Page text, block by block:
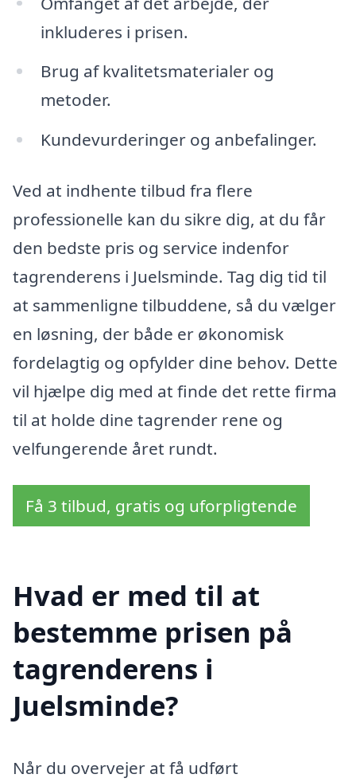
inkluderes i prisen.
Brug af kvalitetsmaterialer og
metoder.
Kundevurderinger og anbefalinger.
Ved at indhente tilbud fra flere
professionelle kan du sikre dig, at du får
den bedste pris og service indenfor
tagrenderens i Juelsminde. Tag dig tid til
at sammenligne tilbuddene, så du vælger
en løsning, der både er økonomisk
fordelagtig og opfylder dine behov. Dette
vil hjælpe dig med at finde det rette firma
til at holde dine tagrender rene og
velfungerende året rundt.
Få 3 tilbud, gratis og uforpligtende
Hvad er med til at
bestemme prisen på
tagrenderens i
Juelsminde?
Når du overvejer at få udført